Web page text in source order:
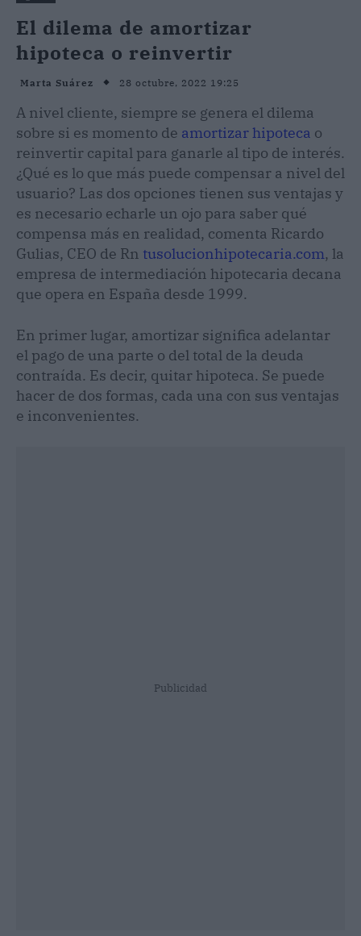
El dilema de amortizar
hipoteca o reinvertir
Marta Suárez 28 octubre, 2022 19:25
A nivel cliente, siempre se genera el dilema
sobre si es momento de amortizar hipoteca o
reinvertir capital para ganarle al tipo de interés.
¿Qué es lo que más puede compensar a nivel del
usuario? Las dos opciones tienen sus ventajas y
es necesario echarle un ojo para saber qué
compensa más en realidad, comenta Ricardo
Gulias, CEO de Rn tusolucionhipotecaria.com, la
empresa de intermediación hipotecaria decana
que opera en España desde 1999.
En primer lugar, amortizar significa adelantar
el pago de una parte o del total de la deuda
contraída. Es decir, quitar hipoteca. Se puede
hacer de dos formas, cada una con sus ventajas
e inconvenientes.
Publicidad